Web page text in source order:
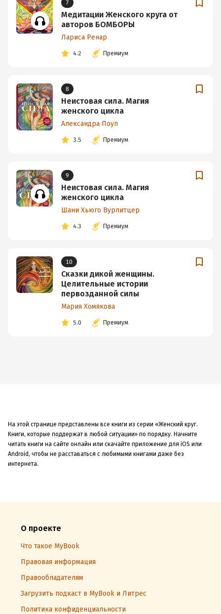
7
Медитации Женского круга от
авторов БОМБОРЫ
Лариса Ренар
4.2 Премиум
8
Неистовая сила. Магия
женского цикла
Александра Поуп
3.5 Премиум
9
Неистовая сила. Магия
женского цикла
Шани Хьюго Вурлитцер
4.3 Премиум
10
Сказки дикой женщины.
Целительные истории
первозданной силы
Мария Хомякова
5.0 Премиум
На этой странице представлены все книги из серии «Женский круг.
Книги, которые поддержат в любой ситуации» по порядку. Начните
читать книги на сайте онлайн или скачайте приложение для iOS или
Android, чтобы не расставаться с любимыми книгами даже без
интернета.
О проекте
Что такое MyBook
Правовая информация
Правообладателям
Загрузить подкаст в MyBook и Литрес
Политика конфиденциальности